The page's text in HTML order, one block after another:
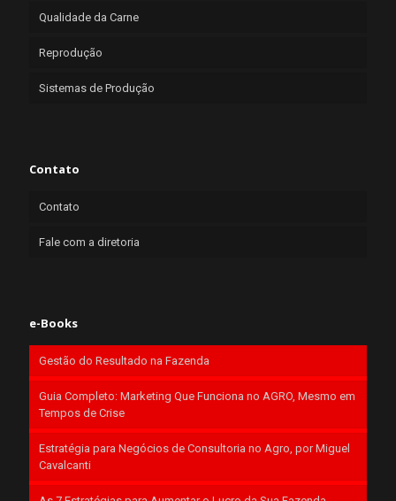
Qualidade da Carne
Reprodução
Sistemas de Produção
Contato
Contato
Fale com a diretoria
e-Books
Gestão do Resultado na Fazenda
Guia Completo: Marketing Que Funciona no AGRO, Mesmo em
Tempos de Crise
Estratégia para Negócios de Consultoria no Agro, por Miguel
Cavalcanti